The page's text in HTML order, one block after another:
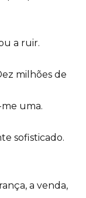
a ruir.
milhões de
uma.
sofisticado.
a venda,